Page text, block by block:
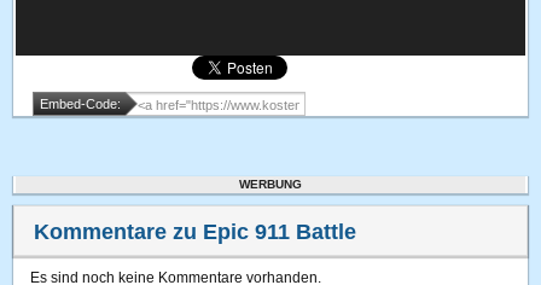
Embed-Code:
WERBUNG
Kommentare zu Epic 911 Battle
Es sind noch keine Kommentare vorhanden.